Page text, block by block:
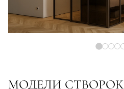
МОДЕЛИ СТВОРОК